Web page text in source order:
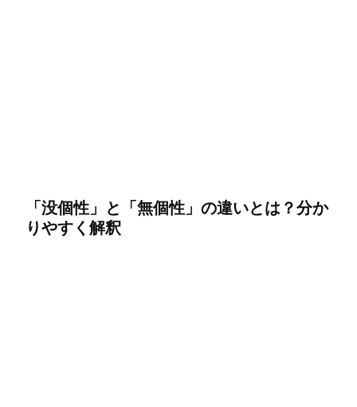
「没個性」と「無個性」の違いとは？分か
りやすく解釈